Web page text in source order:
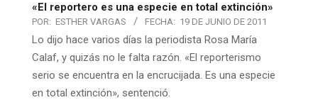
«El reportero es una especie en total extinción»
POR: ESTHER VARGAS FECHA: 19 DE JUNIO DE 2011
Lo dijo hace varios días la periodista Rosa María
Calaf, y quizás no le falta razón. «El reporterismo
serio se encuentra en la encrucijada. Es una especie
en total extinción», sentenció.